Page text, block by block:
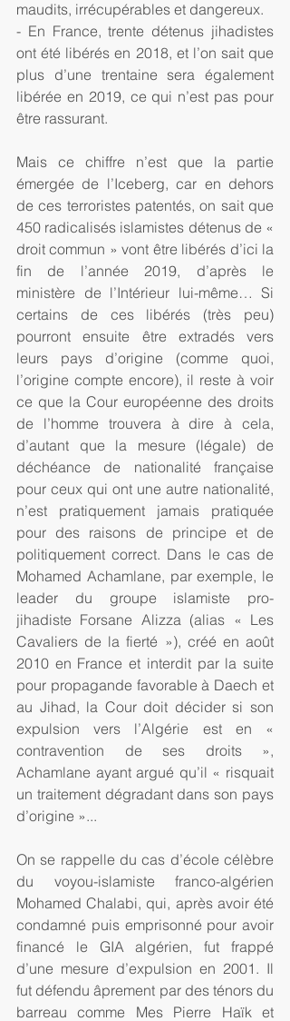
maudits, irrécupérables et dangereux.
- En France, trente détenus jihadistes
ont été libérés en 2018, et l’on sait que
plus d’une trentaine sera également
libérée en 2019, ce qui n’est pas pour
être rassurant.
Mais ce chiffre n’est que la partie
émergée de l’Iceberg, car en dehors
de ces terroristes patentés, on sait que
450 radicalisés islamistes détenus de «
droit commun » vont être libérés d’ici la
fin de l’année 2019, d’après le
ministère de l’Intérieur lui-même… Si
certains de ces libérés (très peu)
pourront ensuite être extradés vers
leurs pays d’origine (comme quoi,
l’origine compte encore), il reste à voir
ce que la Cour européenne des droits
de l’homme trouvera à dire à cela,
d’autant que la mesure (légale) de
déchéance de nationalité française
pour ceux qui ont une autre nationalité,
n’est pratiquement jamais pratiquée
pour des raisons de principe et de
politiquement correct. Dans le cas de
Mohamed Achamlane, par exemple, le
leader du groupe islamiste pro-
jihadiste Forsane Alizza (alias « Les
Cavaliers de la fierté »), créé en août
2010 en France et interdit par la suite
pour propagande favorable à Daech et
au Jihad, la Cour doit décider si son
expulsion vers l’Algérie est en «
contravention de ses droits »,
Achamlane ayant argué qu’il « risquait
un traitement dégradant dans son pays
d’origine »...
On se rappelle du cas d’école célèbre
du voyou-islamiste franco-algérien
Mohamed Chalabi, qui, après avoir été
condamné puis emprisonné pour avoir
financé le GIA algérien, fut frappé
d’une mesure d’expulsion en 2001. Il
fut défendu âprement par des ténors du
barreau comme Mes Pierre Haïk et